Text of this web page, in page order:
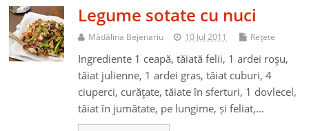
Legume sotate cu nuci
Mădălina Bejenariu 10 Jul 2011 Reţete
Ingrediente 1 ceapă, tăiată felii, 1 ardei roşu,
tăiat julienne, 1 ardei gras, tăiat cuburi, 4
ciuperci, curăţate, tăiate în sferturi, 1 dovlecel,
tăiat în jumătate, pe lungime, și feliat,…